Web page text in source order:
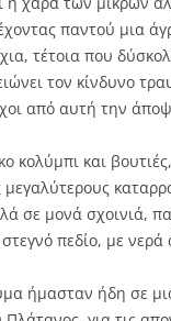
παντού μια
τέτοια που
τον κίνδυνο
από αυτή την
κολύμπι και
μεγαλύτερους
σε μονά σχοινιά,
πεδίο, με
ήμασταν ήδη σε